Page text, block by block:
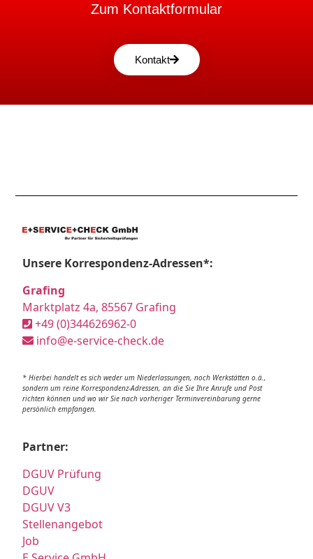
Zum Kontaktformular
Kontakt
Unsere Korrespondenz-Adressen*:
Grafing
Marktplatz 4a, 85567 Grafing
+49 (0)344626962-0
info@e-service-check.de
* Hierbei handelt es sich weder um Niederlassungen, noch Werkstätten o.ä.,
sondern um reine Korrespondenz-Adressen, an die Sie Ihre Anrufe und Post
richten können und wo wir Sie nach vorheriger Terminvereinbarung gerne
persönlich empfangen.
Partner:
DGUV Prüfung
DGUV
DGUV V3
Stellenangebot
Job